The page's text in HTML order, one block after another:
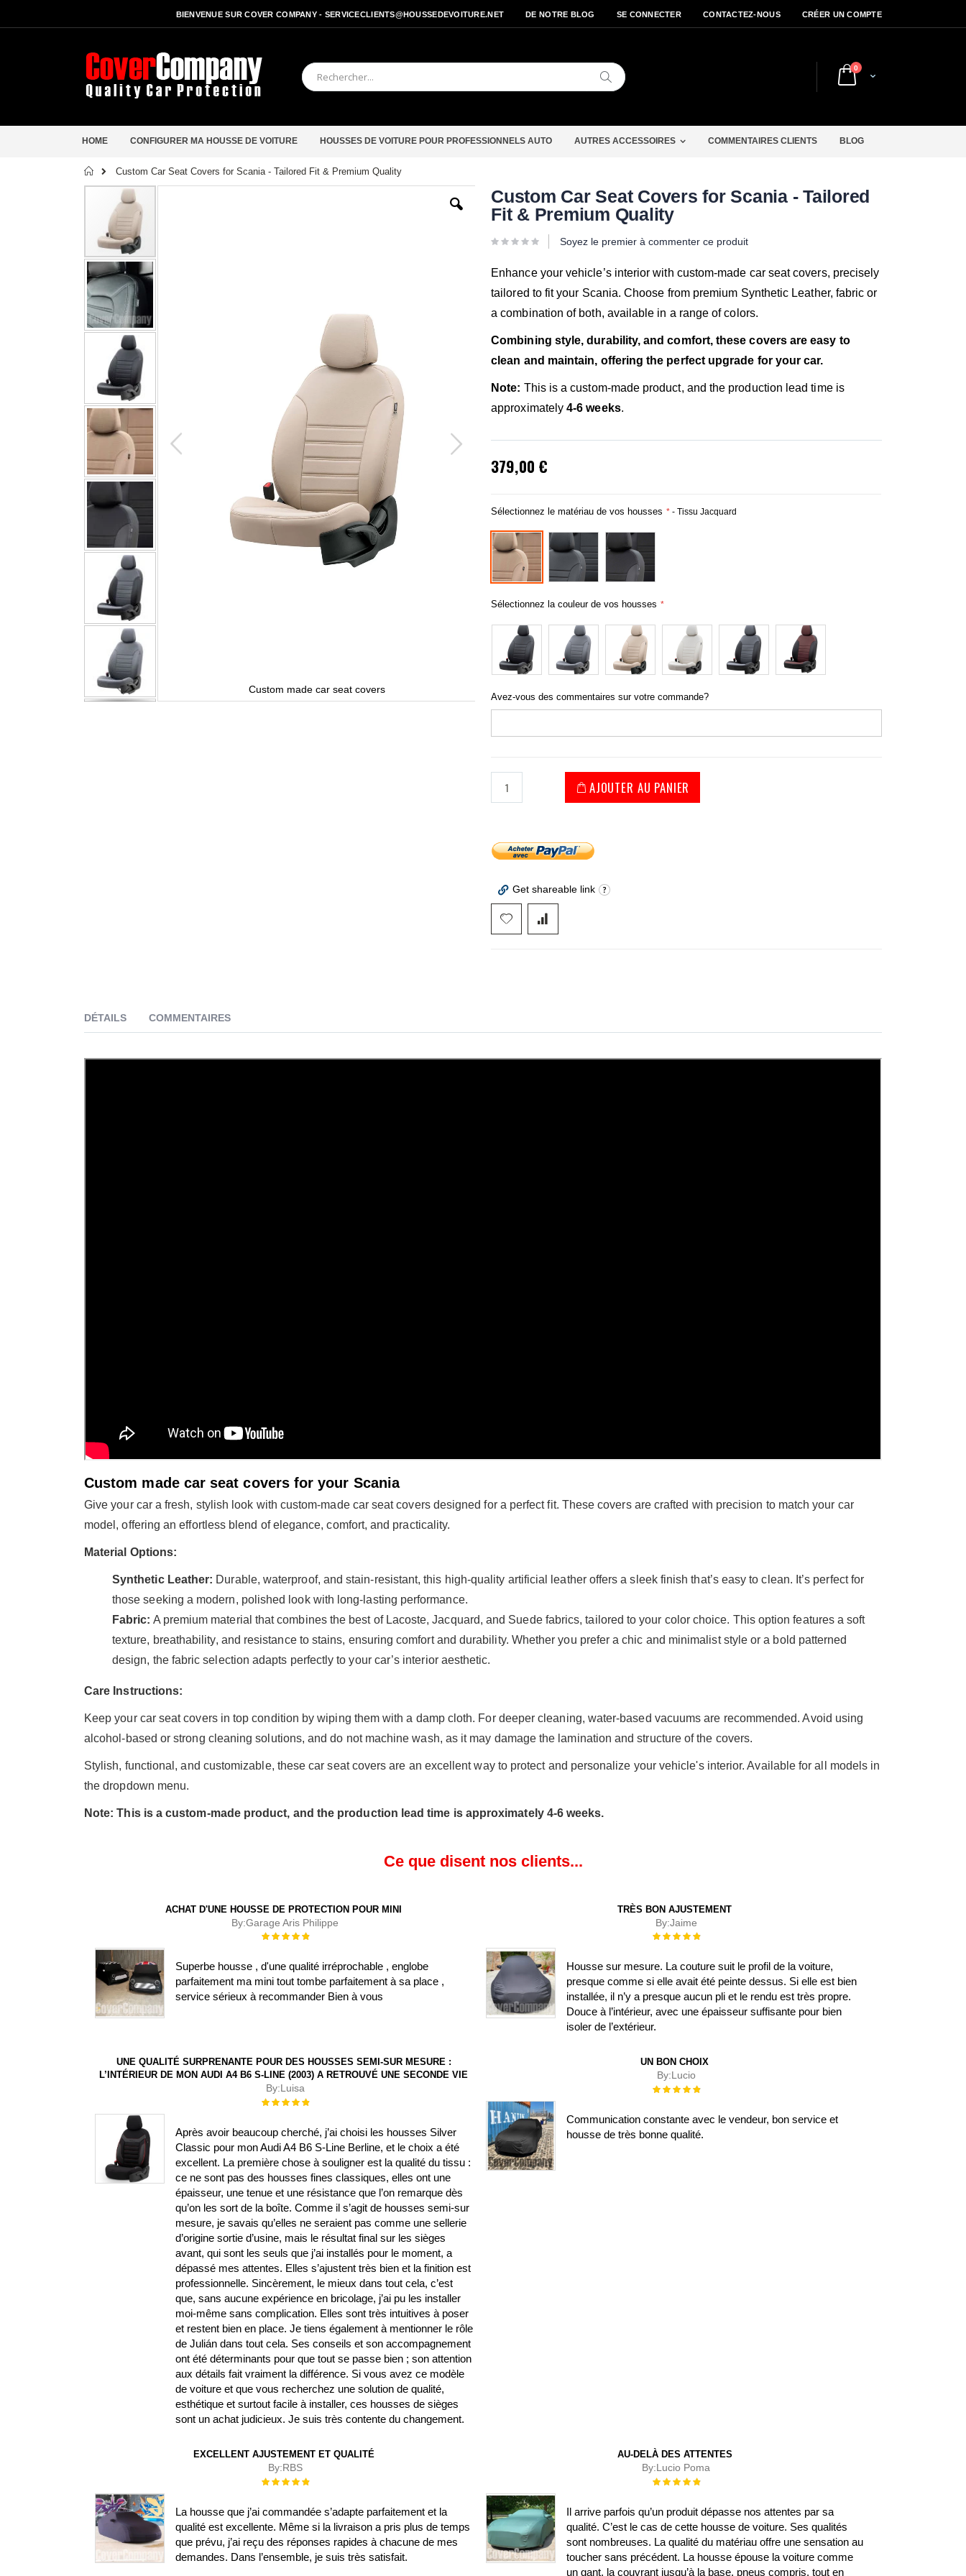
BIENVENUE SUR COVER COMPANY - SERVICECLIENTS@HOUSSEDEVOITURE.NET DE NOTRE BLOG SE CONNECTER CONTACTEZ-NOUS CRÉER UN COMPTE
Cart
0articles
Chercher
HOME CONFIGURER MA HOUSSE DE VOITURE HOUSSES DE VOITURE POUR PROFESSIONNELS AUTO AUTRES ACCESSOIRES COMMENTAIRES CLIENTS BLOG
Accueil
Custom Car Seat Covers for Scania - Tailored Fit & Premium Quality
Passer
galerie
d’images
Custom made car seat covers
Passer
début
Galerie
Custom Car Seat Covers for Scania - Tailored
Fit & Premium Quality
Soyez le premier à commenter ce produit
Enhance your vehicle’s interior with custom-made car seat covers, precisely
tailored to fit your Scania. Choose from premium Synthetic Leather, fabric or
a combination of both, available in a range of colors.
Combining style, durability, and comfort, these covers are easy to
clean and maintain, offering the perfect upgrade for your car.
Note: This is a custom-made product, and the production lead time is
approximately4-6 weeks.
379,00 €
Sélectionnez le matériau de vos housses - Tissu Jacquard
Sélectionnez la couleur de vos housses
Avez-vous des commentaires sur votre commande?
AJOUTER AU PANIER
Get shareable link
DÉTAILS
Custom made car seat covers for your Scania
Give your car a fresh, stylish look with custom-made car seat covers designed for a perfect fit. These covers are crafted with precision to match your car
model, offering an effortless blend of elegance, comfort, and practicality.
Material Options:
Synthetic Leather: Durable, waterproof, and stain-resistant, this high-quality artificial leather offers a sleek finish that’s easy to clean. It’s perfect for
those seeking a modern, polished look with long-lasting performance.
Fabric: A premium material that combines the best of Lacoste, Jacquard, and Suede fabrics, tailored to your color choice. This option features a soft
texture, breathability, and resistance to stains, ensuring comfort and durability. Whether you prefer a chic and minimalist style or a bold patterned
design, the fabric selection adapts perfectly to your car’s interior aesthetic.
Care Instructions:
Keep your car seat covers in top condition by wiping them with a damp cloth. For deeper cleaning, water-based vacuums are recommended. Avoid using
alcohol-based or strong cleaning solutions, and do not machine wash, as it may damage the lamination and structure of the covers.
Stylish, functional, and customizable, these car seat covers are an excellent way to protect and personalize your vehicle's interior. Available for all models in
the dropdown menu.
Note: This is a custom-made product, and the production lead time is approximately 4-6 weeks.
COMMENTAIRES
Ce que disent nos clients...
ACHAT D'UNE HOUSSE DE PROTECTION POUR MINI
By:Garage Aris Philippe
Évaluation :
Superbe housse , d'une qualité irréprochable , englobe
parfaitement ma mini tout tombe parfaitement à sa place ,
service sérieux à recommander Bien à vous
TRÈS BON AJUSTEMENT
By:Jaime
Évaluation :
Housse sur mesure. La couture suit le profil de la voiture,
presque comme si elle avait été peinte dessus. Si elle est bien
installée, il n’y a presque aucun pli et le rendu est très propre.
Douce à l’intérieur, avec une épaisseur suffisante pour bien
isoler de l’extérieur.
UNE QUALITÉ SURPRENANTE POUR DES HOUSSES SEMI-SUR MESURE :
L’INTÉRIEUR DE MON AUDI A4 B6 S-LINE (2003) A RETROUVÉ UNE SECONDE VIE
By:Luisa
Évaluation :
Après avoir beaucoup cherché, j’ai choisi les housses Silver
Classic pour mon Audi A4 B6 S-Line Berline, et le choix a été
excellent. La première chose à souligner est la qualité du tissu :
ce ne sont pas des housses fines classiques, elles ont une
épaisseur, une tenue et une résistance que l’on remarque dès
qu’on les sort de la boîte. Comme il s’agit de housses semi-sur
mesure, je savais qu’elles ne seraient pas comme une sellerie
d’origine sortie d’usine, mais le résultat final sur les sièges
avant, qui sont les seuls que j’ai installés pour le moment, a
dépassé mes attentes. Elles s’ajustent très bien et la finition est
professionnelle. Sincèrement, le mieux dans tout cela, c’est
que, sans aucune expérience en bricolage, j’ai pu les installer
moi-même sans complication. Elles sont très intuitives à poser
et restent bien en place. Je tiens également à mentionner le rôle
de Julián dans tout cela. Ses conseils et son accompagnement
ont été déterminants pour que tout se passe bien ; son attention
aux détails fait vraiment la différence. Si vous avez ce modèle
de voiture et que vous recherchez une solution de qualité,
esthétique et surtout facile à installer, ces housses de sièges
sont un achat judicieux. Je suis très contente du changement.
UN BON CHOIX
By:Lucio
Évaluation :
Communication constante avec le vendeur, bon service et
housse de très bonne qualité.
EXCELLENT AJUSTEMENT ET QUALITÉ
By:RBS
Évaluation :
La housse que j’ai commandée s’adapte parfaitement et la
qualité est excellente. Même si la livraison a pris plus de temps
que prévu, j’ai reçu des réponses rapides à chacune de mes
demandes. Dans l’ensemble, je suis très satisfait.
AU-DELÀ DES ATTENTES
By:Lucio Poma
Évaluation :
Il arrive parfois qu’un produit dépasse nos attentes par sa
qualité. C’est le cas de cette housse de voiture. Ses qualités
sont nombreuses. La qualité du matériau offre une sensation au
toucher sans précédent. La housse épouse la voiture comme
un gant, la couvrant jusqu’à la base, pneus compris, tout en